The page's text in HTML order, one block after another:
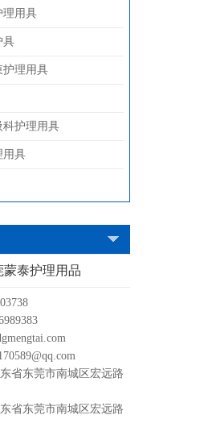
理用具
具
护理用具
科护理用具
用具
蒙泰护理用品
省东莞市南城区宏远路
省东莞市南城区宏远路